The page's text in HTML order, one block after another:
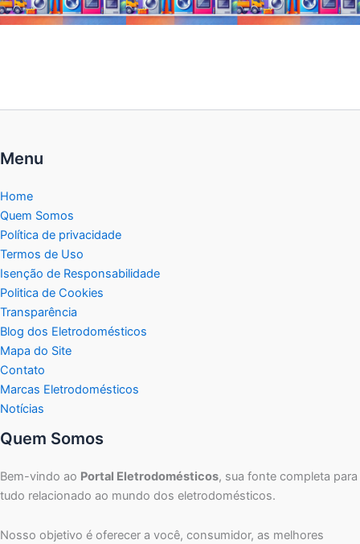
Menu
Home
Quem Somos
Política de privacidade
Termos de Uso
Isenção de Responsabilidade
Politica de Cookies
Transparência
Blog dos Eletrodomésticos
Mapa do Site
Contato
Marcas Eletrodomésticos
Notícias
Quem Somos
Bem-vindo ao Portal Eletrodomésticos, sua fonte completa para
tudo relacionado ao mundo dos eletrodomésticos.
Nosso objetivo é oferecer a você, consumidor, as melhores